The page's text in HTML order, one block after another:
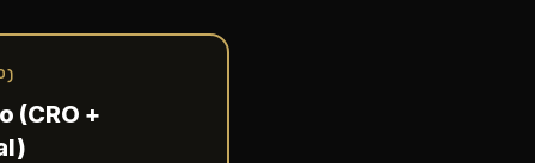
(CRO +